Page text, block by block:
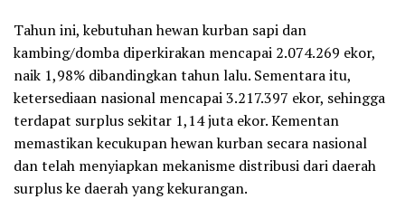
Tahun ini, kebutuhan hewan kurban sapi dan
kambing/domba diperkirakan mencapai 2.074.269 ekor,
naik 1,98% dibandingkan tahun lalu. Sementara itu,
ketersediaan nasional mencapai 3.217.397 ekor, sehingga
terdapat surplus sekitar 1,14 juta ekor. Kementan
memastikan kecukupan hewan kurban secara nasional
dan telah menyiapkan mekanisme distribusi dari daerah
surplus ke daerah yang kekurangan.